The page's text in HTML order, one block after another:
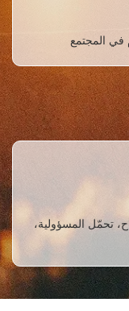
في المجتمع
تحمّل المسؤولية،